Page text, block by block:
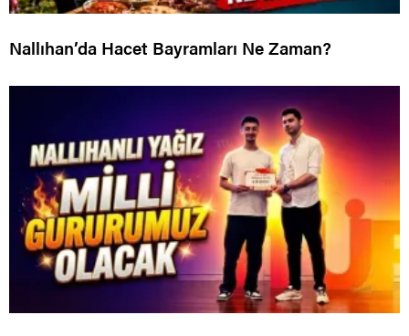
Nallıhan’da Hacet Bayramları Ne Zaman?